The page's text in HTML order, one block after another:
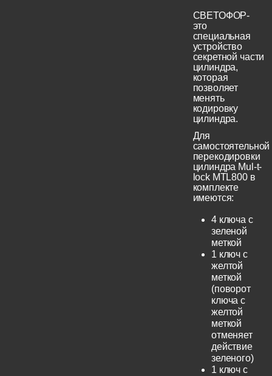
СВЕТОФОР-
это
специальная
устройство
секретной части
цилиндра,
которая
позволяет
менять
кодировку
цилиндра.
Для
самостоятельной
перекодировки
цилиндра Mul-t-
lock MTL800 в
комплекте
имеются:
4 ключа с
зеленой
меткой
1 ключ с
желтой
меткой
(поворот
ключа с
желтой
меткой
отменяет
действие
зеленого)
1 ключ с